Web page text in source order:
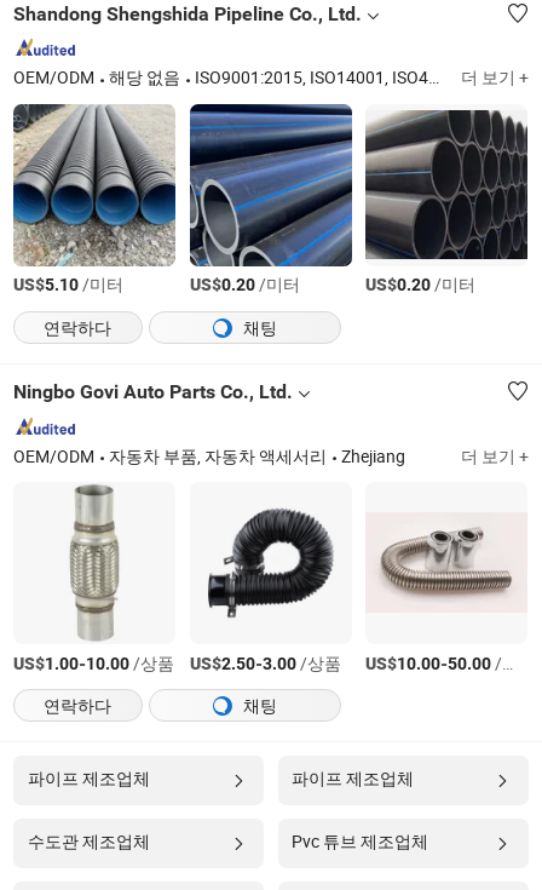
Shandong Shengshida Pipeline Co., Ltd.
OEM/ODM 해당 없음 ISO9001:2015, ISO14001, ISO45001:2018 더 보기 +
US$5.10/미터 US$0.20/미터 US$0.20/미터
연락하다
채팅
Ningbo Govi Auto Parts Co., Ltd.
OEM/ODM 자동차 부품, 자동차 액세서리 Zhejiang 더 보기 +
US$1.00-10.00/상품 US$2.50-3.00/상품 US$10.00-50.00/상품
연락하다
채팅
파이프 제조업체 파이프 제조업체
수도관 제조업체 Pvc 튜브 제조업체